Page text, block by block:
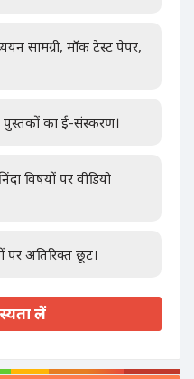
सामग्री, मॉक टेस्ट पेपर,
पुस्तकों का ई-संस्करण।
विषयों पर वीडियो
पर अतिरिक्त छूट।
लें